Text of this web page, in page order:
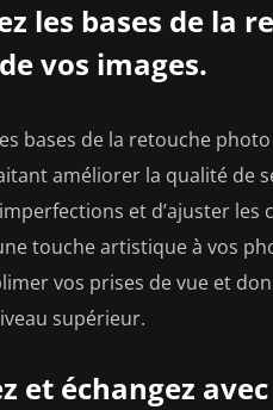
les bases de la
vos images.
bases de la retouche
améliorer la qualité de
et d’ajuster
touche artistique à vos
vos prises de vue et
supérieur.
et échangez